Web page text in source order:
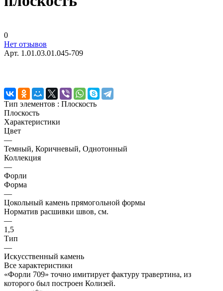
0
Нет отзывов
Арт. 1.01.03.01.045-709
Тип элементов : Плоскость
Плоскость
Характеристики
Цвет
—
Темный, Коричневый, Однотонный
Коллекция
—
Форли
Форма
—
Цокольный камень прямогольной формы
Норматив расшивки швов, см.
—
1,5
Тип
—
Искусственный камень
Все характеристики
«Форли 709» точно имитирует фактуру травертина, из
которого был построен Колизей.